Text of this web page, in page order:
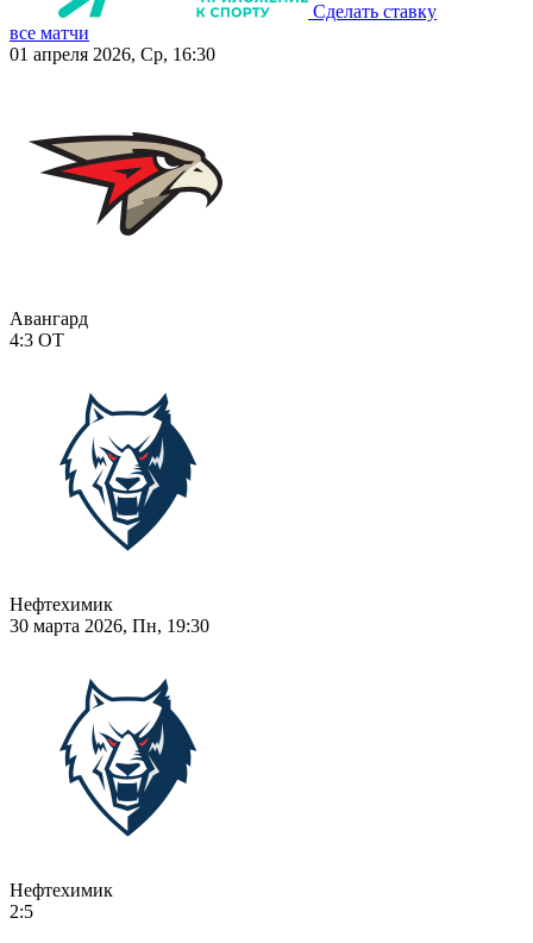
Сделать ставку
все матчи
01 апреля 2026, Ср, 16:30
Авангард
4:3 ОТ
Нефтехимик
30 марта 2026, Пн, 19:30
Нефтехимик
2:5